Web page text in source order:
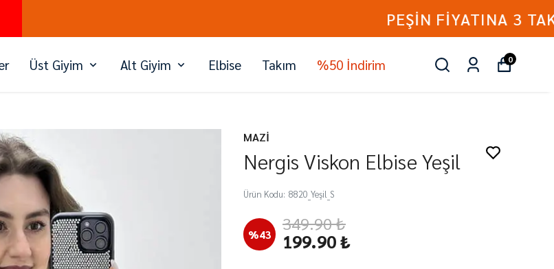
Üst Giyim Alt Giyim Elbise Takım %50 İndirim 0
MAZİ
Nergis Viskon Elbise Yeşil
Ürün Kodu: 8820_Yeşil_S
%43 349.90 ₺
199.90 ₺